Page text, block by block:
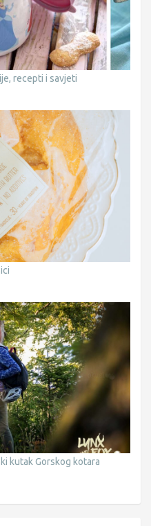
recepti i savjeti
kutak Gorskog kotara